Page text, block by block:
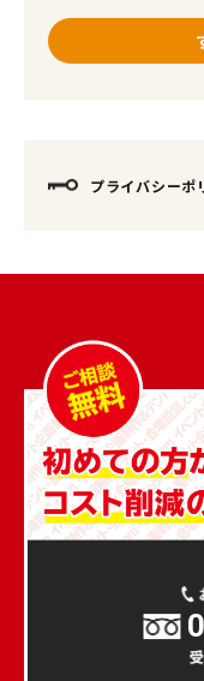
プライバシーポ